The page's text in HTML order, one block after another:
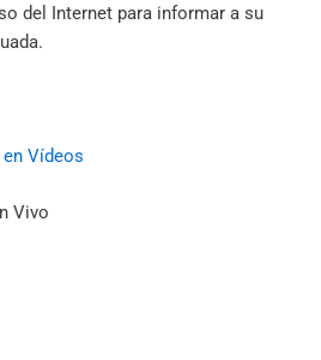
del Internet para informar a su
Vídeos
Vivo